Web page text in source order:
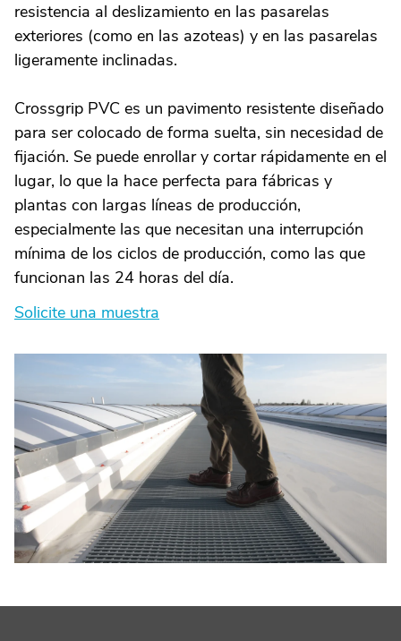
resistencia al deslizamiento en las pasarelas
exteriores (como en las azoteas) y en las pasarelas
ligeramente inclinadas.
Crossgrip PVC es un pavimento resistente diseñado
para ser colocado de forma suelta, sin necesidad de
fijación. Se puede enrollar y cortar rápidamente en el
lugar, lo que la hace perfecta para fábricas y
plantas con largas líneas de producción,
especialmente las que necesitan una interrupción
mínima de los ciclos de producción, como las que
funcionan las 24 horas del día.
Solicite una muestra